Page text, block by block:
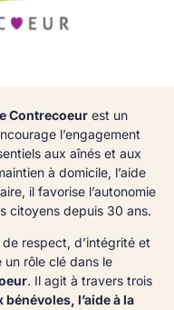
Contrecoeurest un
l’engagement
aux aînés et aux
à domicile, l’aide
il favorise l’autonomie
citoyens depuis 30 ans.
respect, d’intégrité et
un rôle clé dans le
. Il agit à travers trois
l’aide à la